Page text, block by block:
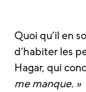
Quoi qu’il en
d’habiter les
Hagar, qui
me manque. »